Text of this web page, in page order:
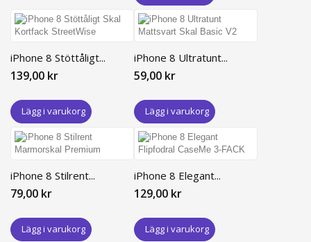
iPhone 8 Stöttåligt...
139,00 kr
Lägg i varukorg
iPhone 8 Ultratunt...
59,00 kr
Lägg i varukorg
iPhone 8 Stilrent...
79,00 kr
Lägg i varukorg
iPhone 8 Elegant...
129,00 kr
Lägg i varukorg